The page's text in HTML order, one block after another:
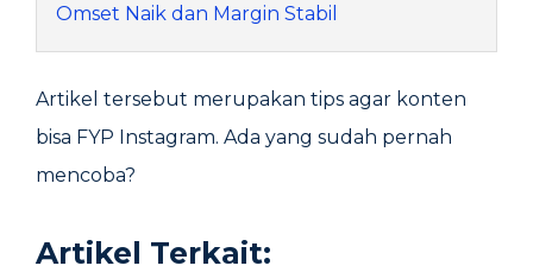
Omset Naik dan Margin Stabil
Artikel tersebut merupakan tips agar konten
bisa FYP Instagram. Ada yang sudah pernah
mencoba?
Artikel Terkait: